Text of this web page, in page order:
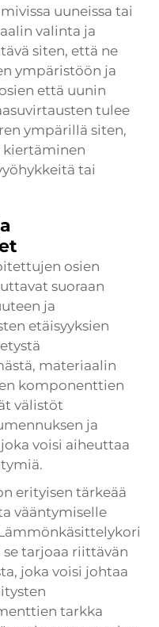
uuneissa tai
valinta ja
siten, että ne
ympäristöön ja
että uunin
tulee
ympärillä siten,
kiertäminen
tai
osien
suoraan
ja
etäisyyksien
materiaalin
komponenttien
välistöt
ja
voisi aiheuttaa
erityisen tärkeää
vääntymiselle
tarjoaa riittävän
joka voisi johtaa
tarkka